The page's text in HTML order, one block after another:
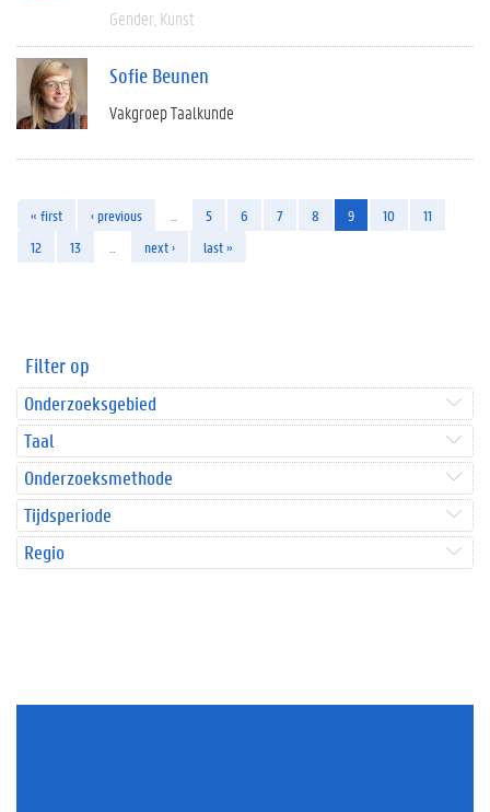
Gender Kunst
Sofie Beunen
Vakgroep Taalkunde
« first ‹ previous 5 6 7 8 9 10
11
12
13 next › last »
Filter op
Onderzoeksgebied
Taal
Onderzoeksmethode
Tijdsperiode
Regio